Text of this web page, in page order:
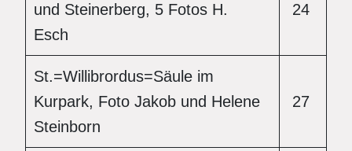
und Steinerberg, 5 Fotos H.
Esch
24
St.=Willibrordus=Säule im
Kurpark, Foto Jakob und Helene
Steinborn
27